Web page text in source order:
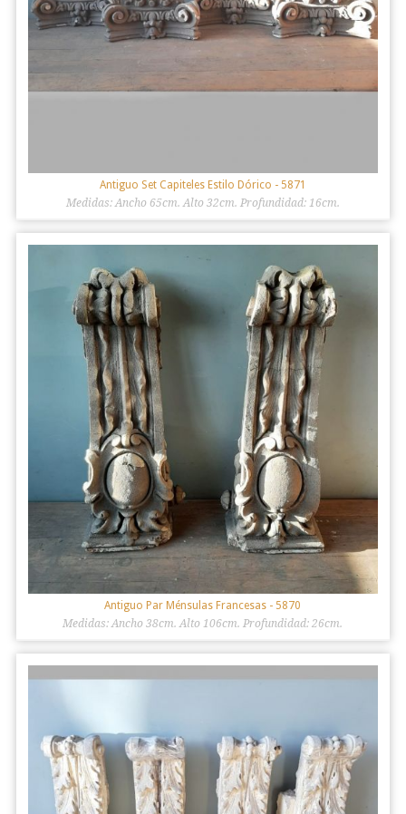
Antiguo Set Capiteles Estilo Dórico - 5871
Medidas: Ancho 65cm. Alto 32cm. Profundidad: 16cm.
Antiguo Par Ménsulas Francesas - 5870
Medidas: Ancho 38cm. Alto 106cm. Profundidad: 26cm.